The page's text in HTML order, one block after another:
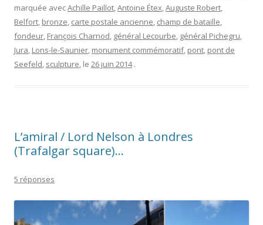
marquée avecAchille Paillot,Antoine Étex,Auguste Robert,
Belfort, bronze, carte postale ancienne, champ de bataille,
fondeur, François Charnod, général Lecourbe, général Pichegru,
Jura, Lons-le-Saunier, monument commémoratif, pont, pont de
Seefeld, sculpture, le 26 juin 2014 .
L’amiral / Lord Nelson à Londres
(Trafalgar square)…
5 réponses